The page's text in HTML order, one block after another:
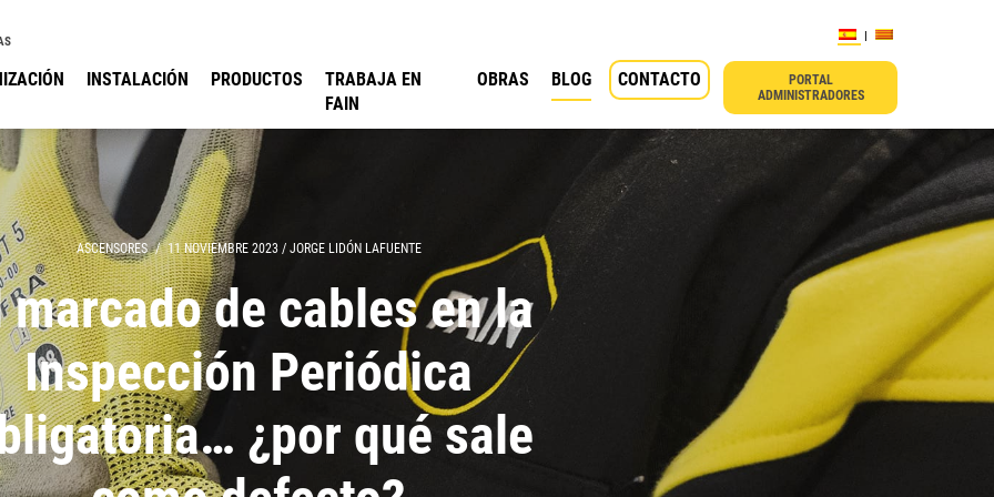
INSTALACIÓN PRODUCTOS
TRABAJA EN
FAIN
OBRAS BLOG CONTACTO
PORTAL
ADMINISTRADORES
ASCENSORES / 11 NOVIEMBRE 2023 / JORGE LIDÓN LAFUENTE
marcado de cables en la
Inspección Periódica
¿por qué sale